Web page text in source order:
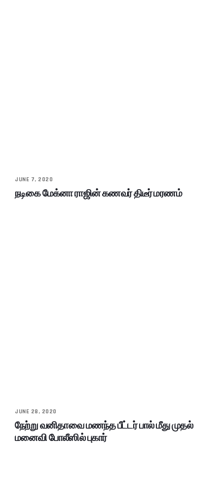
JUNE 7, 2020
நடிகை மேக்னா ராஜின் கணவர் திடீர் மரணம்
JUNE 28, 2020
நேற்று வனிதாவை மணந்த பீட்டர் பால் மீது முதல்
மனைவி போலீஸில் புகார்